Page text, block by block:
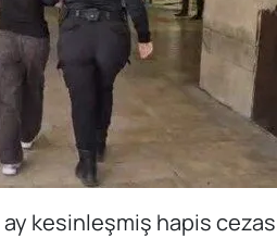
kesinleşmiş hapis